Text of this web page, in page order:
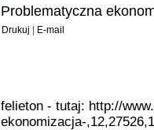
Problematyczna
Drukuj E-mail
felieton - tutaj: http://
ekonomizacja-